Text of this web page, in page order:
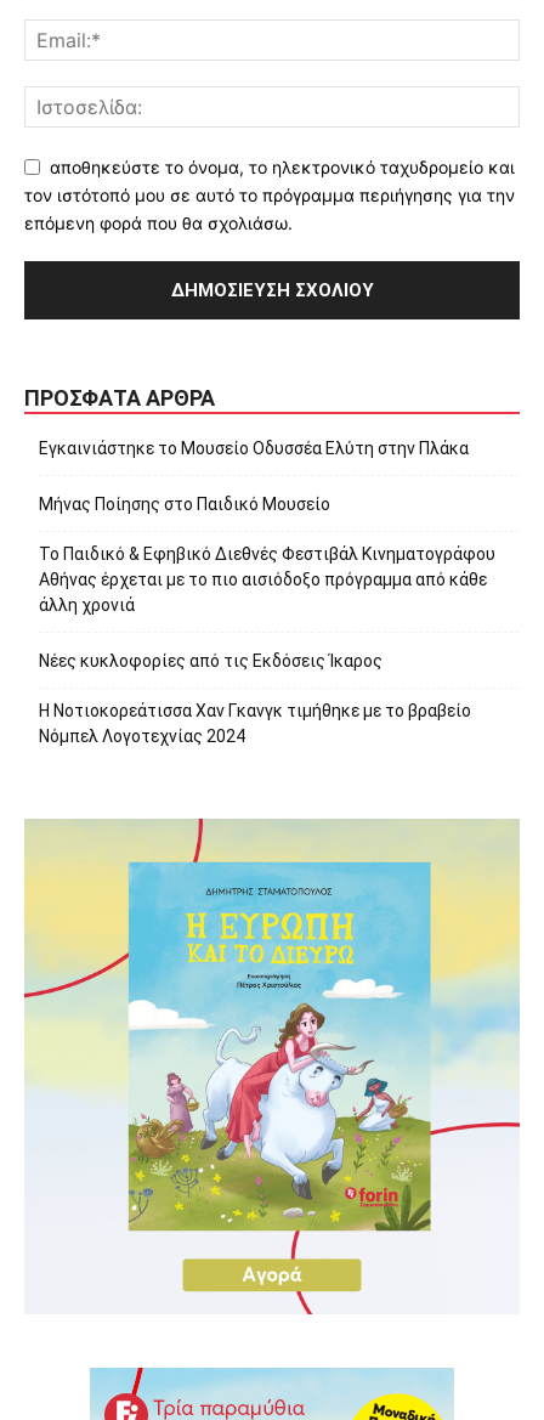
αποθηκεύστε το όνομα, το ηλεκτρονικό ταχυδρομείο και
τον ιστότοπό μου σε αυτό το πρόγραμμα περιήγησης για την
επόμενη φορά που θα σχολιάσω.
ΠΡΌΣΦΑΤΑ ΆΡΘΡΑ
Εγκαινιάστηκε το Μουσείο Οδυσσέα Ελύτη στην Πλάκα
Μήνας Ποίησης στο Παιδικό Μουσείο
Το Παιδικό & Εφηβικό Διεθνές Φεστιβάλ Κινηματογράφου
Αθήνας έρχεται με το πιο αισιόδοξο πρόγραμμα από κάθε
άλλη χρονιά
Νέες κυκλοφορίες από τις Εκδόσεις Ίκαρος
Η Νοτιοκορεάτισσα Χαν Γκανγκ τιμήθηκε με το βραβείο
Νόμπελ Λογοτεχνίας 2024